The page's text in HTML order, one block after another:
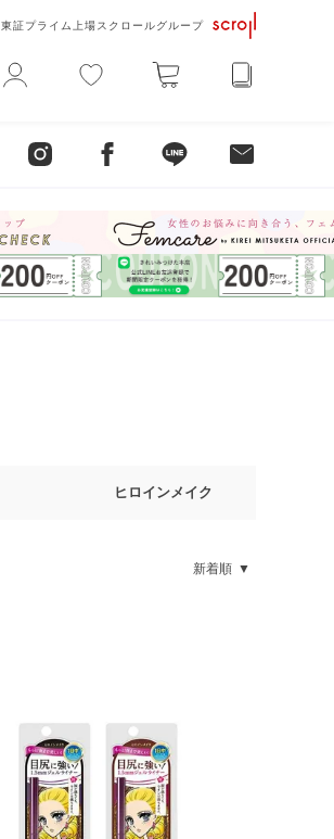
東証プライム上場スクロールグループ
ヒロインメイク
新着順